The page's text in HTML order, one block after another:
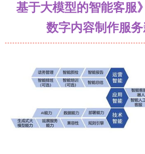
基于大模型的智能客服
数字内容制作服